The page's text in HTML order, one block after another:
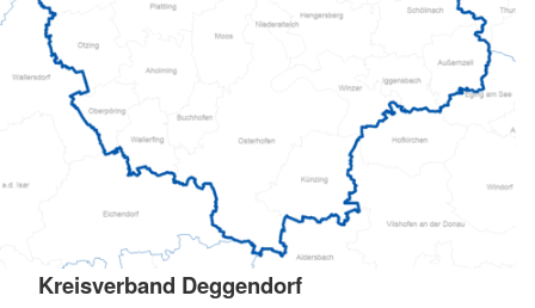
Kreisverband Deggendorf